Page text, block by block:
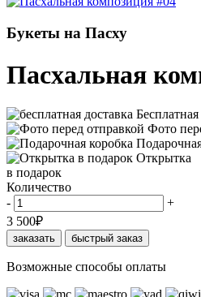
Букеты на Пасху
Пасхальная
Бесплатная
Фото
Открытка
в подарок
Количество
-
+
3 500₽
заказать быстрый заказ
Возможные способы оплаты